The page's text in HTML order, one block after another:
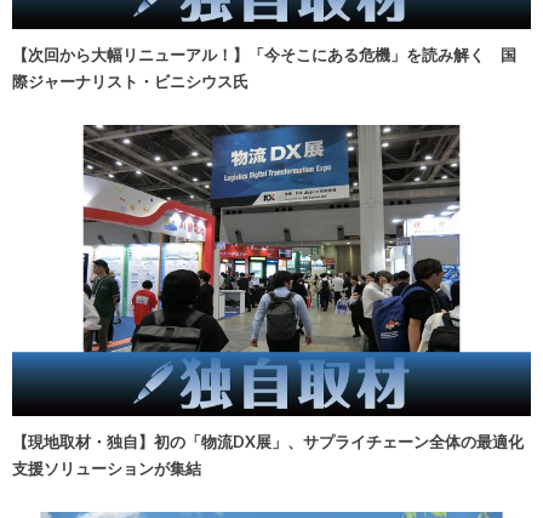
【次回から大幅リニューアル！】「今そこにある危機」を読み解く 国
際ジャーナリスト・ビニシウス氏
【現地取材・独自】初の「物流DX展」、サプライチェーン全体の最適化
支援ソリューションが集結